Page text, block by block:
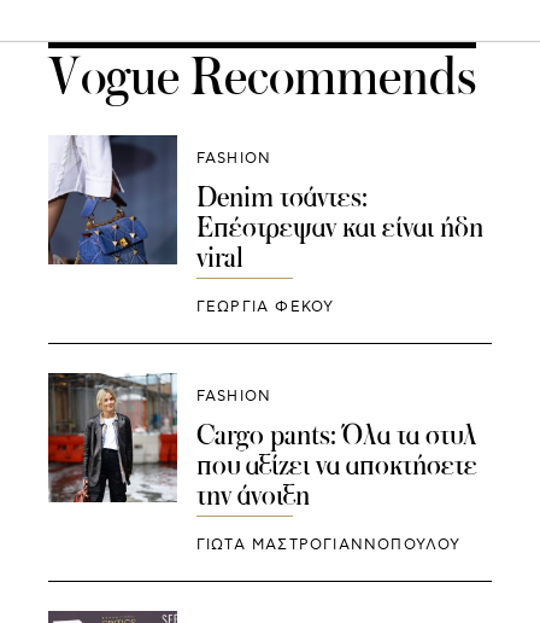
Vogue Recommends
FASHION
Denim τσάντες:
Eπέστρεψαν και είναι ήδη
viral
ΓΕΩΡΓΙΑ ΦΕΚΟΥ
FASHION
Cargo pants: Όλα τα στυλ
που αξίζει να αποκτήσετε
την άνοιξη
ΓΙΩΤΑ ΜΑΣΤΡΟΓΙΑΝΝΟΠΟΥΛΟΥ